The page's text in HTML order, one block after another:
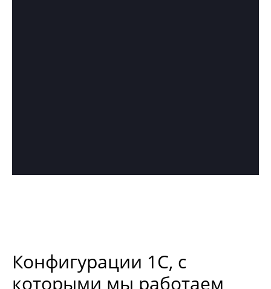
Конфигурации 1С, с
которыми мы работаем